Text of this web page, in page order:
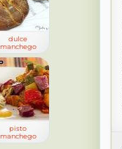
dulce
manchego
pisto
manchego